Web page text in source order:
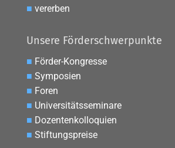
■ vererben
Unsere Förderschwerpunkte
■ Förder-Kongresse
■ Symposien
■ Foren
■ Universitätsseminare
■ Dozentenkolloquien
■ Stiftungspreise